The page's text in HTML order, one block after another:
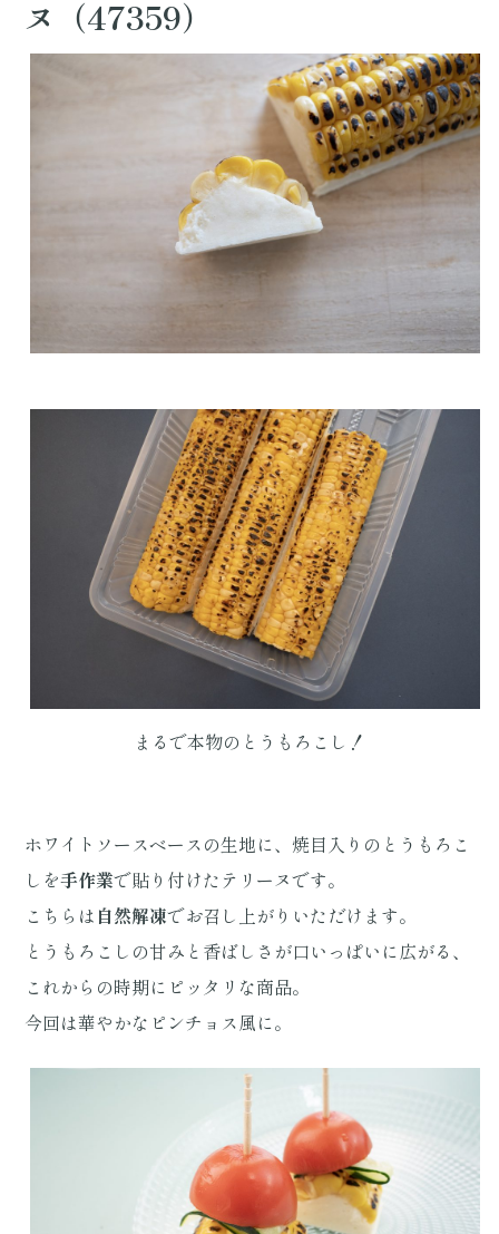
ヌ（47359）
まるで本物のとうもろこし！
ホワイトソースベースの生地に、焼目入りのとうもろこ
しを手作業で貼り付けたテリーヌです。
こちらは 自然解凍でお召し上がりいただけます。
とうもろこしの甘みと香ばしさが口いっぱいに広がる、
これからの時期にピッタリな商品。
今回は華やかなピンチョス風に。